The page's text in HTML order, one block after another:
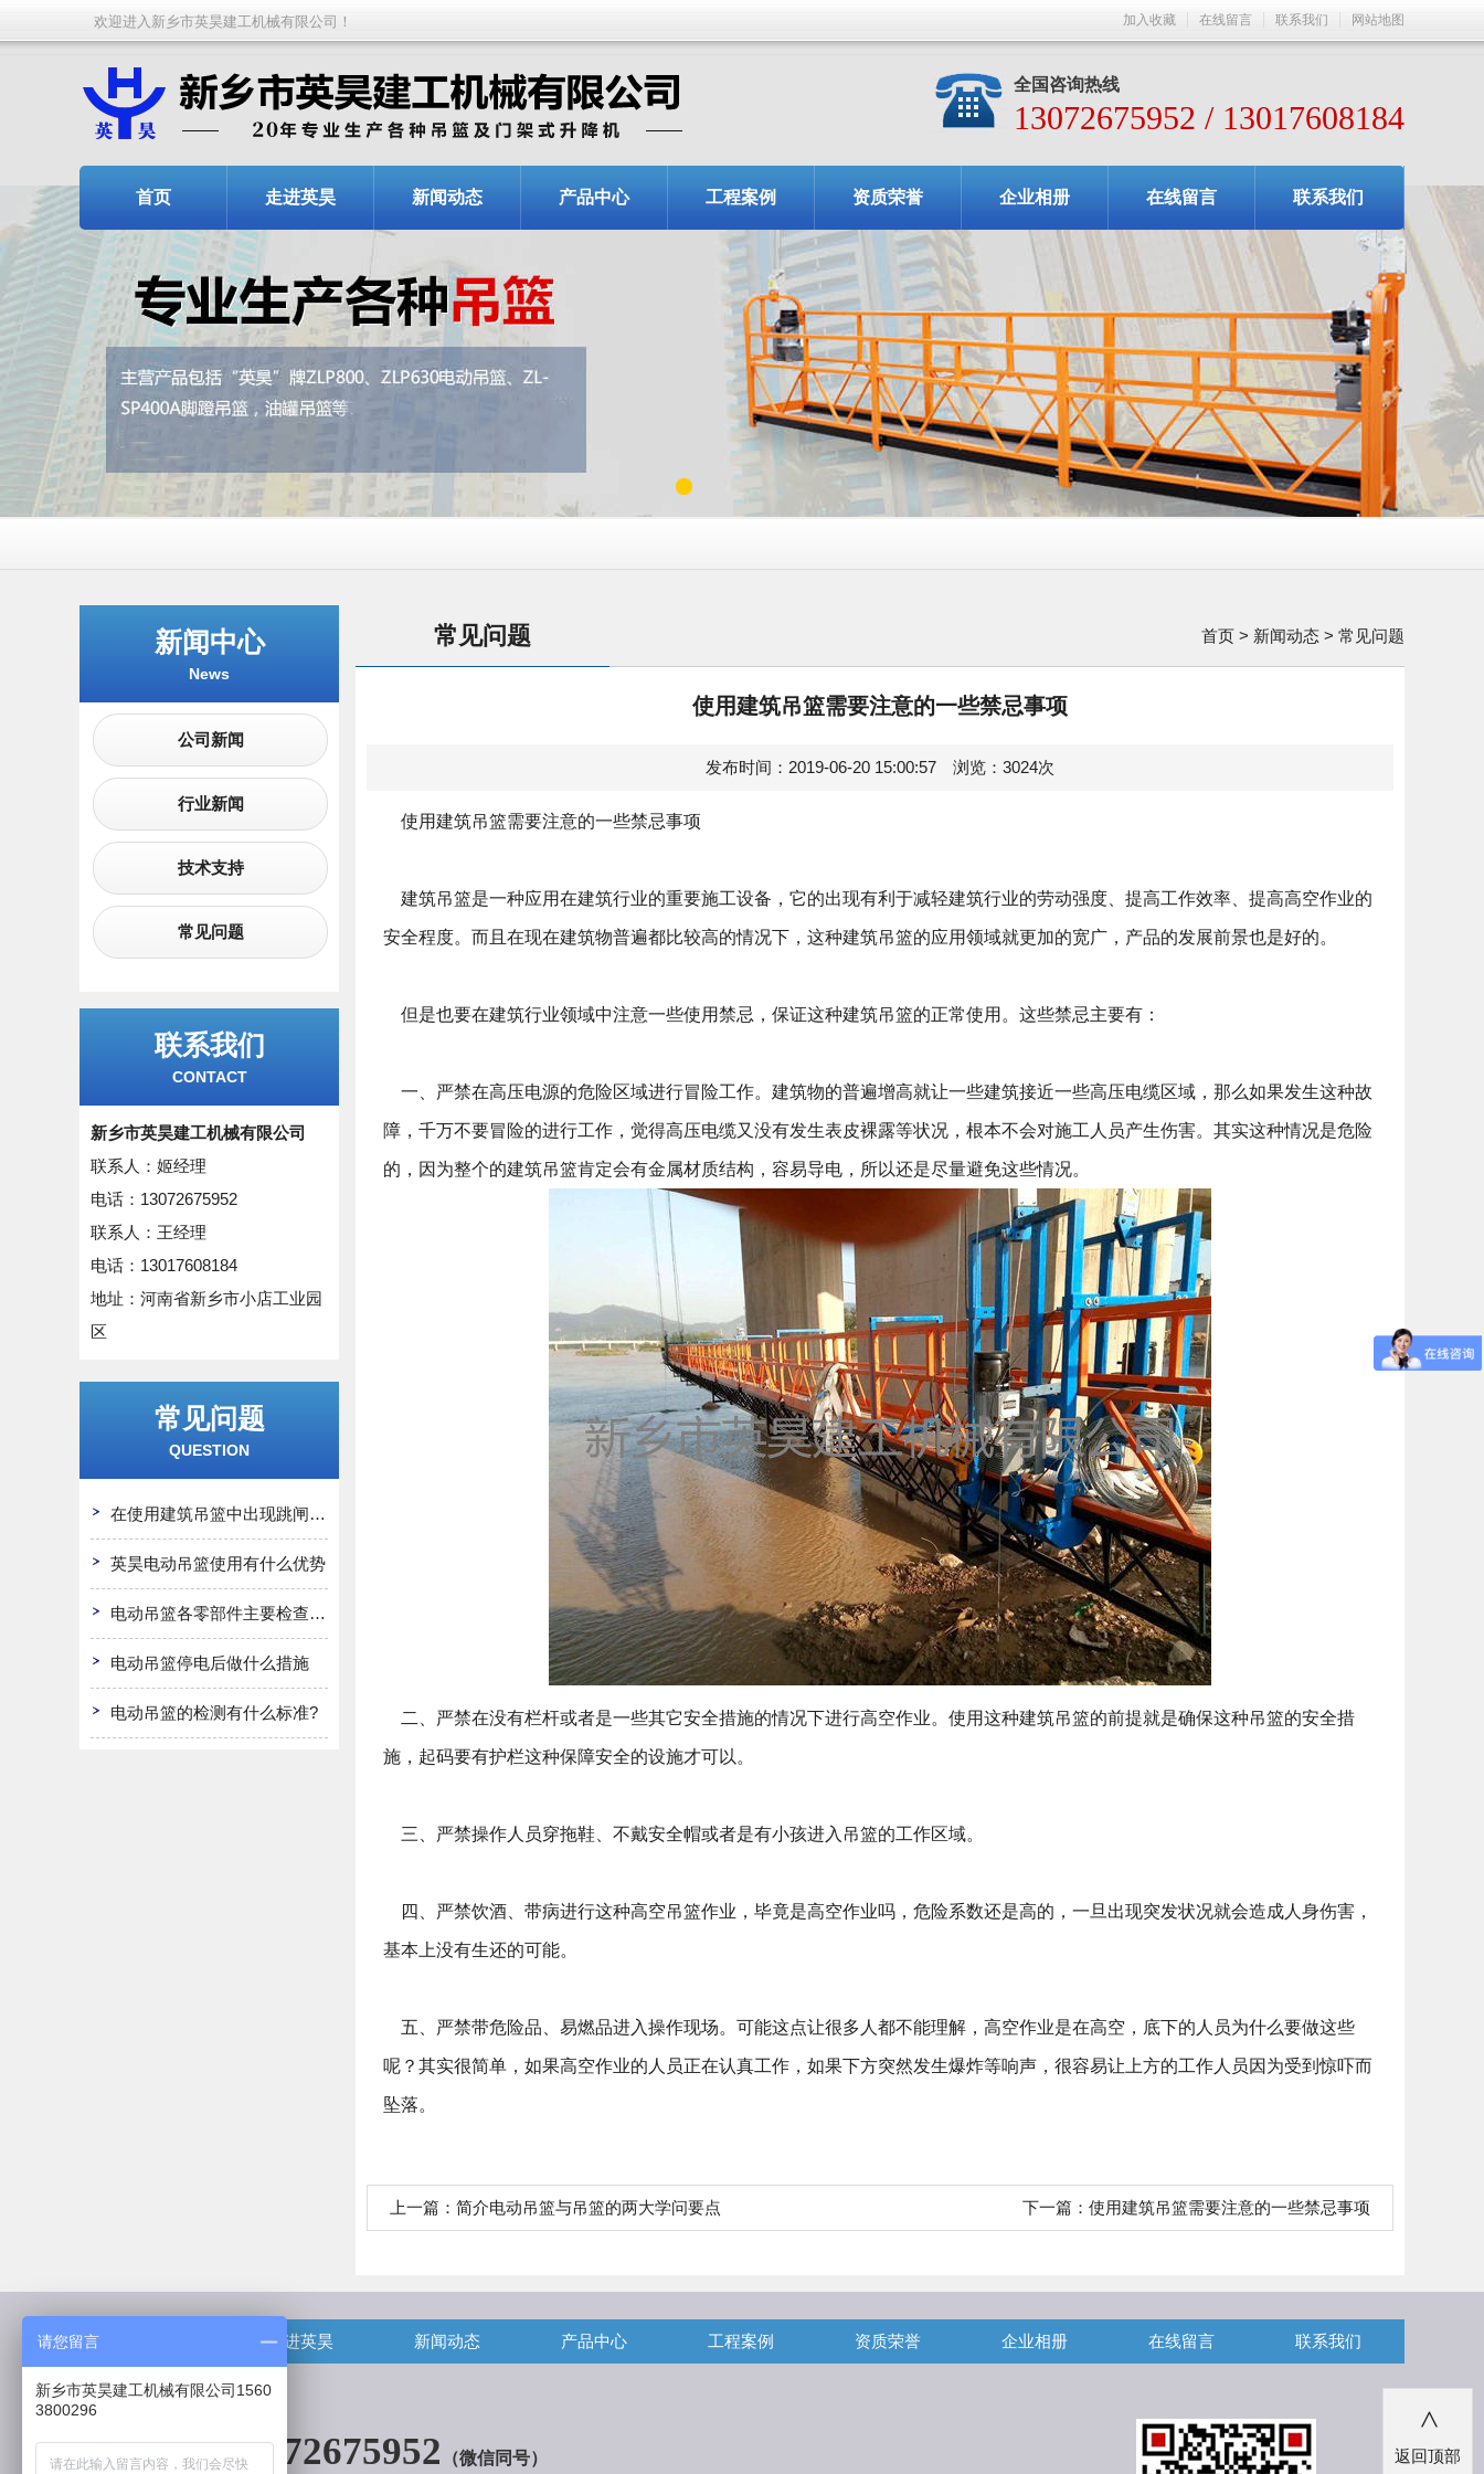
欢迎进入新乡市英昊建工机械有限公司！ 加入收藏 在线留言 联系我们 网站地图
全国咨询热线
13072675952 / 13017608184
首页 走进英昊 新闻动态 产品中心 工程案例 资质荣誉 企业相册 在线留言 联系我们
1
新闻中心
News
公司新闻
行业新闻
技术支持
常见问题
联系我们
CONTACT
新乡市英昊建工机械有限公司
联系人：姬经理
电话：13072675952
联系人：王经理
电话：13017608184
地址：河南省新乡市小店工业园
区
常见问题
QUESTION
在使用建筑吊篮中出现跳闸怎么办
英昊电动吊篮使用有什么优势
电动吊篮各零部件主要检查哪些?
电动吊篮停电后做什么措施
电动吊篮的检测有什么标准?
首页 > 新闻动态 > 常见问题
常见问题
使用建筑吊篮需要注意的一些禁忌事项
发布时间：2019-06-20 15:00:57 浏览：3024次
使用建筑吊篮需要注意的一些禁忌事项
建筑吊篮是一种应用在建筑行业的重要施工设备，它的出现有利于减轻建筑行业的劳动强度、提高工作效率、提高高空作业的
安全程度。而且在现在建筑物普遍都比较高的情况下，这种建筑吊篮的应用领域就更加的宽广，产品的发展前景也是好的。
但是也要在建筑行业领域中注意一些使用禁忌，保证这种建筑吊篮的正常使用。这些禁忌主要有：
一、严禁在高压电源的危险区域进行冒险工作。建筑物的普遍增高就让一些建筑接近一些高压电缆区域，那么如果发生这种故
障，千万不要冒险的进行工作，觉得高压电缆又没有发生表皮裸露等状况，根本不会对施工人员产生伤害。其实这种情况是危险
的，因为整个的建筑吊篮肯定会有金属材质结构，容易导电，所以还是尽量避免这些情况。
二、严禁在没有栏杆或者是一些其它安全措施的情况下进行高空作业。使用这种建筑吊篮的前提就是确保这种吊篮的安全措
施，起码要有护栏这种保障安全的设施才可以。
三、严禁操作人员穿拖鞋、不戴安全帽或者是有小孩进入吊篮的工作区域。
四、严禁饮酒、带病进行这种高空吊篮作业，毕竟是高空作业吗，危险系数还是高的，一旦出现突发状况就会造成人身伤害，
基本上没有生还的可能。
五、严禁带危险品、易燃品进入操作现场。可能这点让很多人都不能理解，高空作业是在高空，底下的人员为什么要做这些
呢？其实很简单，如果高空作业的人员正在认真工作，如果下方突然发生爆炸等响声，很容易让上方的工作人员因为受到惊吓而
坠落。
上一篇： 简介电动吊篮与吊篮的两大学问要点 下一篇： 使用建筑吊篮需要注意的一些禁忌事项
走进英昊 新闻动态 产品中心 工程案例 资质荣誉 企业相册 在线留言 联系我们
13072675952 （微信同号）
>
返回顶部
请您留言
新乡市英昊建工机械有限公司1560
3800296